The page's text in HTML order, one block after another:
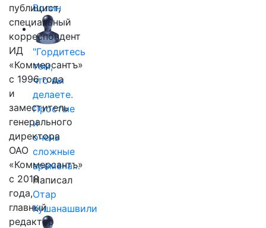
Волин
"Гордитесь
тем,
что вы
делаете.
Простые
и
очень
сложные
времена…
Написал
Отар
Кушанашвили
публицист,
специальный
корреспондент
ИД
«Коммерсантъ»
с 1996 года
и
заместитель
генерального
директора
ОАО
«Коммерсантъ»
с 2018
года,
главный
редактор